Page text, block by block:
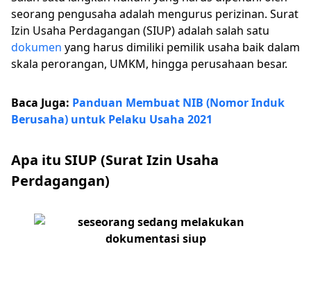
seorang pengusaha adalah mengurus perizinan. Surat
Izin Usaha Perdagangan (SIUP) adalah salah satu
dokumen yang harus dimiliki pemilik usaha baik dalam
skala perorangan, UMKM, hingga perusahaan besar.
Baca Juga: Panduan Membuat NIB (Nomor Induk
Berusaha) untuk Pelaku Usaha 2021
Apa itu SIUP (Surat Izin Usaha
Perdagangan)